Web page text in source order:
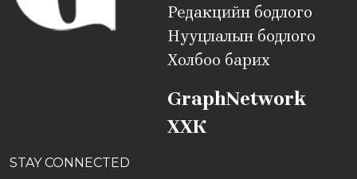
Редакцийн бодлого
Нууцлалын бодлого
Холбоо барих
GraphNetwork
ХХК
STAY CONNECTED